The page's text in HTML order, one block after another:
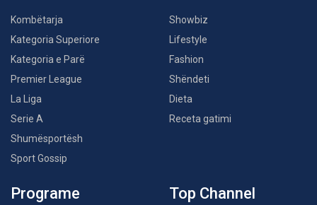
Kombëtarja
Kategoria Superiore
Kategoria e Parë
Premier League
La Liga
Serie A
Shumësportësh
Sport Gossip
Showbiz
Lifestyle
Fashion
Shëndeti
Dieta
Receta gatimi
Programe Top Channel